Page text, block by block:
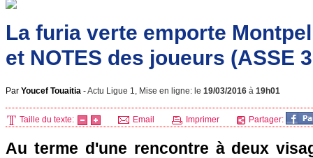
La furia verte emporte
et NOTES des joueurs (ASSE
Par Youcef Touaitia -Actu Ligue 1, Mise en ligne: le 19/03/2016 à 19h01
Taille du texte: Email Imprimer Partager:
Au terme d'une rencontre à deux